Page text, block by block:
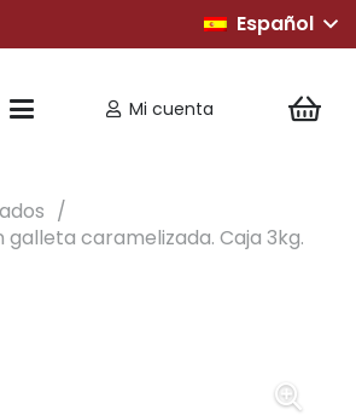
Español
Mi cuenta
/
caramelizada. Caja 3kg.